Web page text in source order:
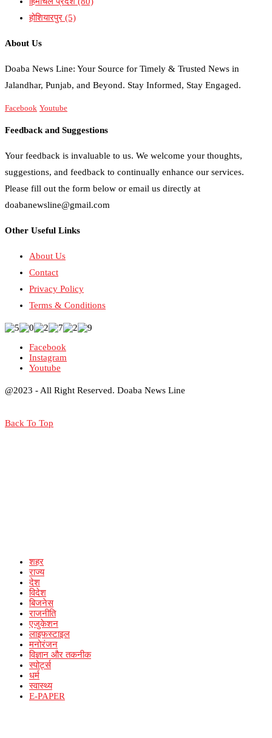
होशियारपुर (5)
About Us
Doaba News Line: Your Source for Timely & Trusted News in
Jalandhar, Punjab, and Beyond. Stay Informed, Stay Engaged.
Facebook Youtube
Feedback and Suggestions
Your feedback is invaluable to us. We welcome your thoughts,
suggestions, and feedback to continually enhance our services.
Please fill out the form below or email us directly at
doabanewsline@gmail.com
Other Useful Links
About Us
Contact
Privacy Policy
Terms & Conditions
Facebook
Instagram
Youtube
@2023 - All Right Reserved. Doaba News Line
Back To Top
शहर
राज्य
देश
विदेश
बिजनेस
राजनीति
एजुकेशन
लाइफस्टाइल
मनोरंजन
विज्ञान और तकनीक
स्पोर्ट्स
धर्म
स्वास्थ्य
E-PAPER